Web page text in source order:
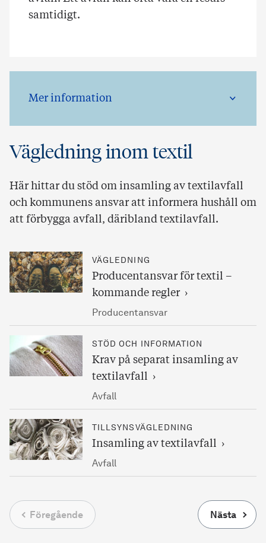
samtidigt.
Mer information
Vägledning inom textil
Här hittar du stöd om insamling av textilavfall
och kommunens ansvar att informera hushåll om
att förbygga avfall, däribland textilavfall.
VÄGLEDNING
Producentansvar för textil –
kommande regler
Producentansvar
STÖD OCH INFORMATION
Krav på separat insamling av
textilavfall
Avfall
TILLSYNSVÄGLEDNING
Insamling av textilavfall
Avfall
Föregående Nästa